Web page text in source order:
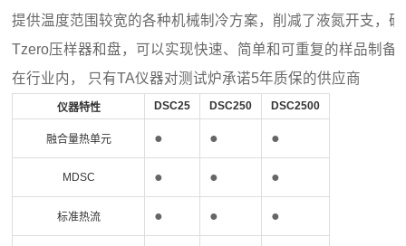
提供温度范围较宽的各种机械制冷方案，削减了液氮开支，
Tzero压样器和盘，可以实现快速、简单和可重复的样品制备
在行业内， 只有TA仪器对测试炉承诺5年质保的供应商
仪器特性 DSC25 DSC250 DSC2500
融合量热单元 ● ● ●
MDSC ● ● ●
标准热流 ● ● ●